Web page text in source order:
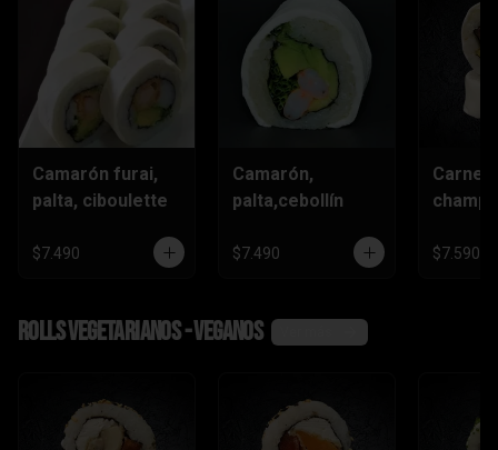
Camarón furai,
palta, ciboulette
$7.490
Camarón,
palta,cebollín
$7.490
Carne,
$7.590
Rolls vegetarianos - veganos